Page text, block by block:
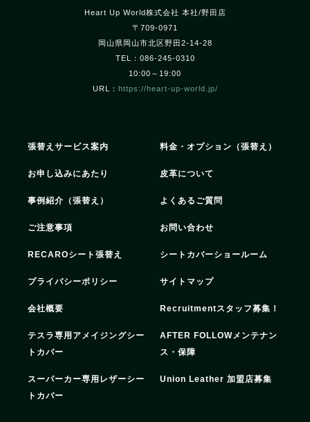
Heart Up World株式会社 本社/野田店
〒709-0971
岡山県岡山市北区野田2-14-28
TEL：086-245-0310
10:00～19:00
URL： https://heart-up-world.jp/
張替えサービス案内 料金・オプション（張替え）
お申し込みにあたり 皮革について
事例紹介（張替え） よくあるご質問
ご注意事項 お問い合わせ
RECAROシート張替え シートカバーショールーム
プライバシーポリシー サイトマップ
会社概要 Recruitmentスタッフ募集！
テスラ専用アメイジングシー
トカバー
AFTER FOLLOWメンテナン
ス・保障
スーパーカー専用レザーシー
トカバー
Union Leather 加盟店募集